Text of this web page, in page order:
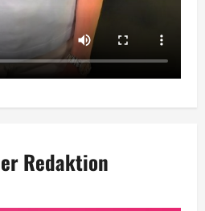
Redaktion